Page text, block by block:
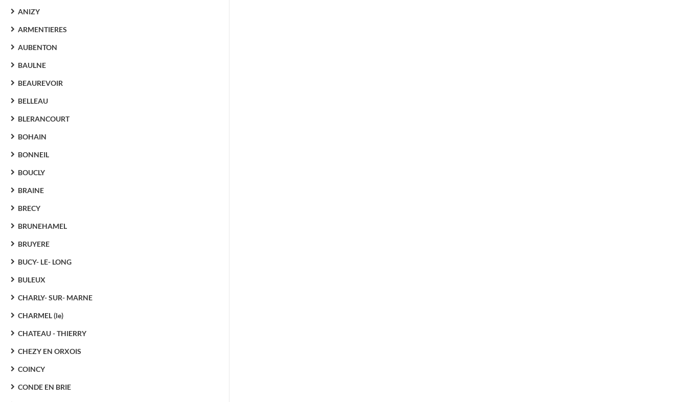
ANIZY
ARMENTIERES
AUBENTON
BAULNE
BEAUREVOIR
BELLEAU
BLERANCOURT
BOHAIN
BONNEIL
BOUCLY
BRAINE
BRECY
BRUNEHAMEL
BRUYERE
BUCY- LE- LONG
BULEUX
CHARLY- SUR- MARNE
CHARMEL (le)
CHATEAU - THIERRY
CHEZY EN ORXOIS
COINCY
CONDE EN BRIE